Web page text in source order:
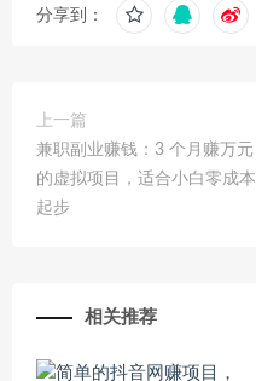
分享到：
上一篇
兼职副业赚钱：3 个月赚万元
的虚拟项目，适合小白零成本
起步
相关推荐